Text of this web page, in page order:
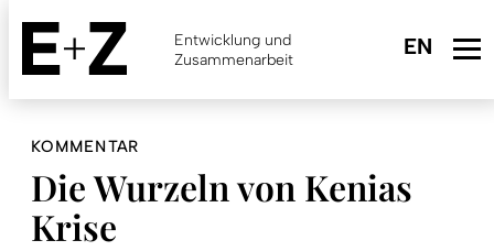
Skip
main
content
Entwicklung und
Zusammenarbeit
KOMMENTAR
Die Wurzeln von Kenias
Krise